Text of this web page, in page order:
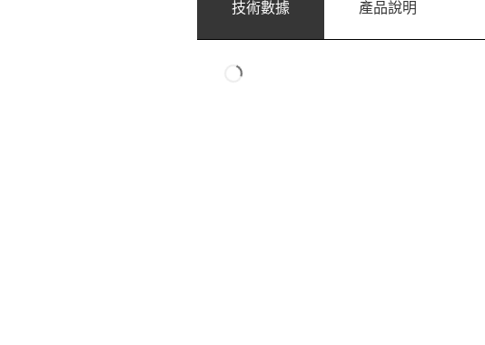
技術數據 產品說明